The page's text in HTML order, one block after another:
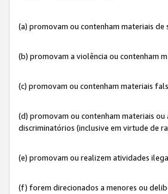
(a) promovam ou contenham materiais de
(b) promovam a violência ou contenham
(c) promovam ou contenham materiais
(d) promovam ou contenham materiais
discriminatórios (inclusive em virtude de
(e) promovam ou realizem atividades
(f) forem direcionados a menores ou